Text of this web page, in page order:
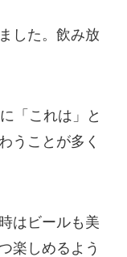
した。飲み放
「これは」と
うことが多く
はビールも美
楽しめるよう